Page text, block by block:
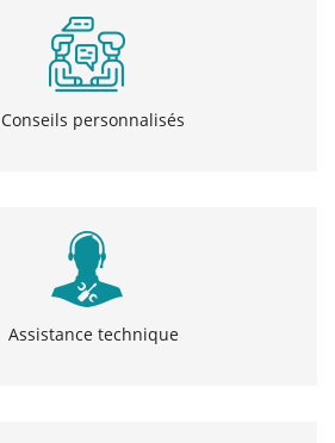
Conseils personnalisés
Assistance technique